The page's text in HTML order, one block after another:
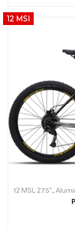
12 MSI
12 MSI, 27.5",